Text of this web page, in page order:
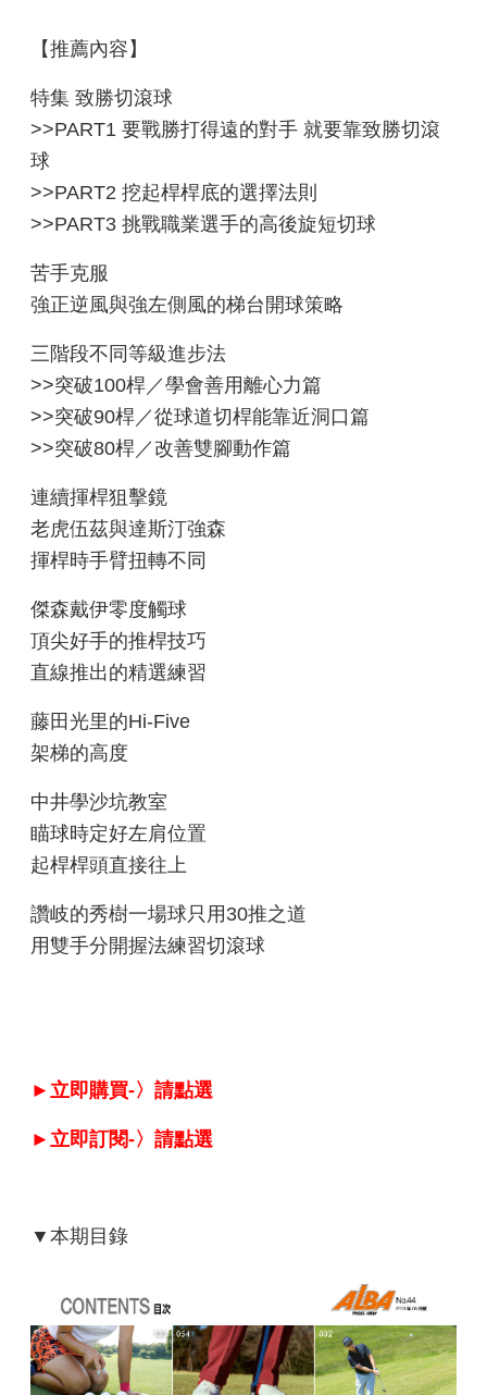
【推薦內容】
特集 致勝切滾球
>>PART1 要戰勝打得遠的對手 就要靠致勝切滾
球
>>PART2 挖起桿桿底的選擇法則
>>PART3 挑戰職業選手的高後旋短切球
苦手克服
強正逆風與強左側風的梯台開球策略
三階段不同等級進步法
>>突破100桿／學會善用離心力篇
>>突破90桿／從球道切桿能靠近洞口篇
>>突破80桿／改善雙腳動作篇
連續揮桿狙擊鏡
老虎伍茲與達斯汀強森
揮桿時手臂扭轉不同
傑森戴伊零度觸球
頂尖好手的推桿技巧
直線推出的精選練習
藤田光里的Hi-Five
架梯的高度
中井學沙坑教室
瞄球時定好左肩位置
起桿桿頭直接往上
讚岐的秀樹一場球只用30推之道
用雙手分開握法練習切滾球
►立即購買-〉請點選
►立即訂閱-〉請點選
▼本期目錄